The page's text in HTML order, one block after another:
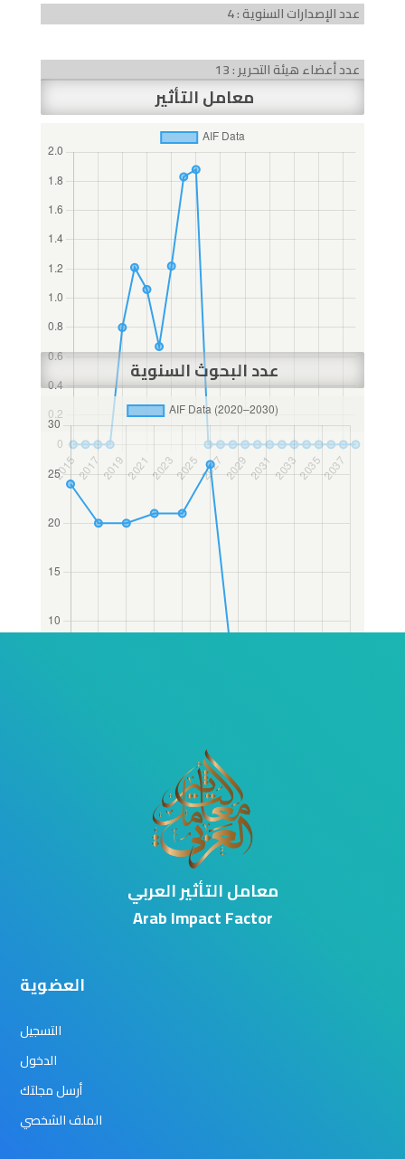
عدد الإصدارات السنوية : 4
عدد أعضاء هيئة التحرير : 13
معامل التأثير
عدد البحوث السنوية
معامل التأثير العربي
Arab Impact Factor
العضوية
التسجيل
الدخول
أرسل مجلتك
الملف الشخصي